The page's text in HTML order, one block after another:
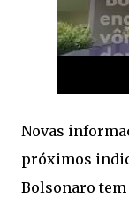
Novas
próximos
Bolsonaro